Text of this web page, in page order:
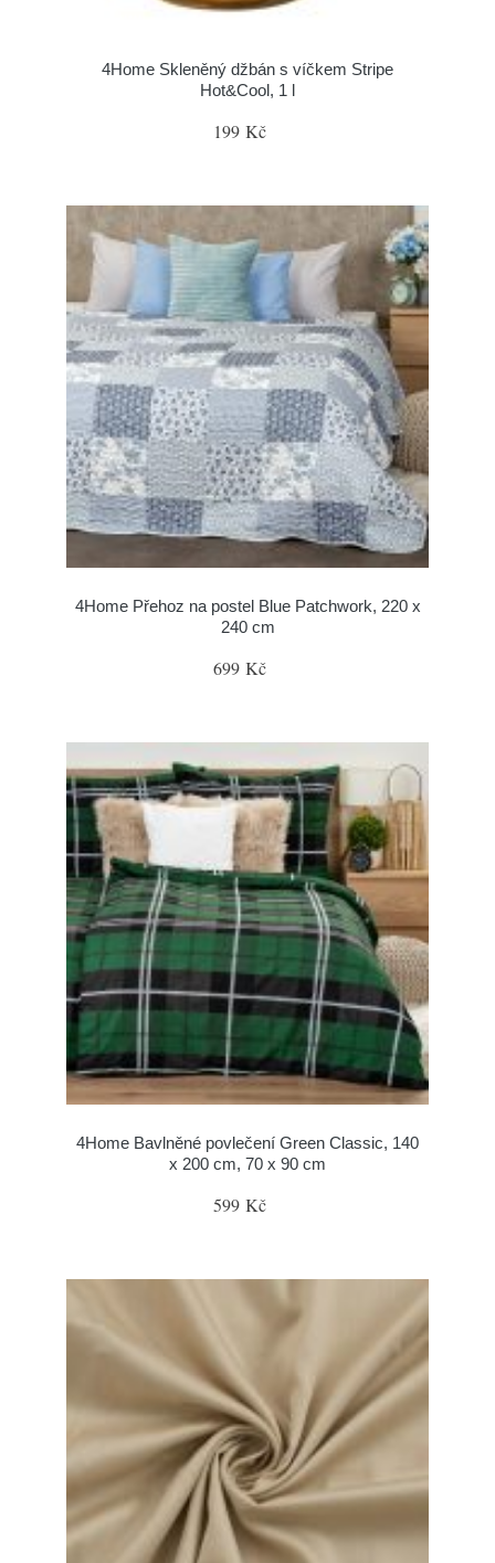
4Home Skleněný džbán s víčkem Stripe
Hot&Cool, 1 l
199 Kč
4Home Přehoz na postel Blue Patchwork, 220 x
240 cm
699 Kč
4Home Bavlněné povlečení Green Classic, 140
x 200 cm, 70 x 90 cm
599 Kč